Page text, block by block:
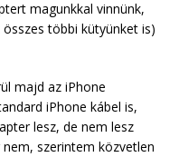
magunkkal vinnünk,
többi kütyünket is)
majd az iPhone
iPhone kábel is,
lesz, de nem lesz
szerintem közvetlen